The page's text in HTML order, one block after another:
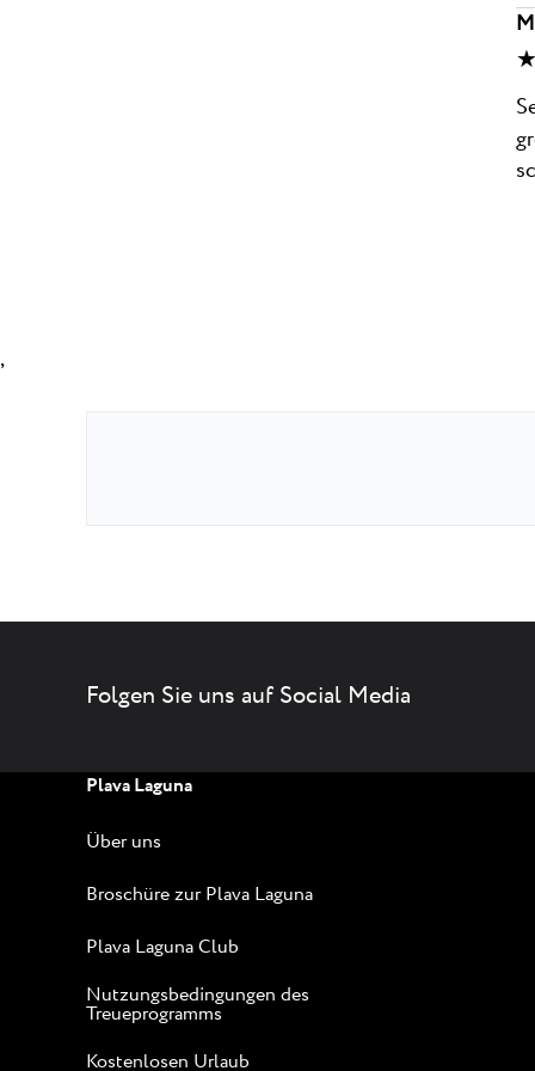
,
Folgen Sie uns auf Social Media
Plava Laguna
Über uns
Broschüre zur Plava Laguna
Plava Laguna Club
Nutzungsbedingungen des
Treueprogramms
Kostenlosen Urlaub